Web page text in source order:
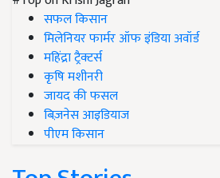
सफल किसान
मिलेनियर फार्मर ऑफ इंडिया अवॉर्ड
महिंद्रा ट्रैक्टर्स
कृषि मशीनरी
जायद की फसल
बिज़नेस आइडियाज
पीएम किसान